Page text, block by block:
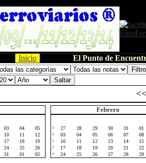
Inicio El Punto de
V S D
03 04 05
10 11 12
17 18 19
24 25 26
31 01 02
Febrero
M X J V S
> 27 28 29 30 31 01
> 03 04 05 06 07 08
> 10 11 12 13 14 15
> 17 18 19 20 21 22
> 24 25 26 27 28 29